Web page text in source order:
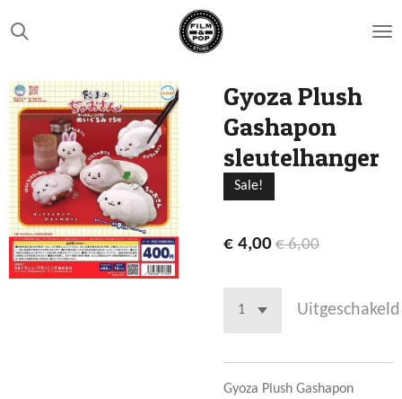
Ga
direct
de
hoofdinhoud
Gyoza Plush
Gashapon
sleutelhanger
Sale!
€ 4,00 € 6,00
Uitgeschakeld
Gyoza Plush Gashapon